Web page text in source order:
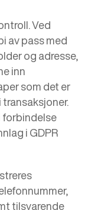
Ved
av pass med
og adresse,
inn
som det er
forbindelse
i GDPR
tilsvarende